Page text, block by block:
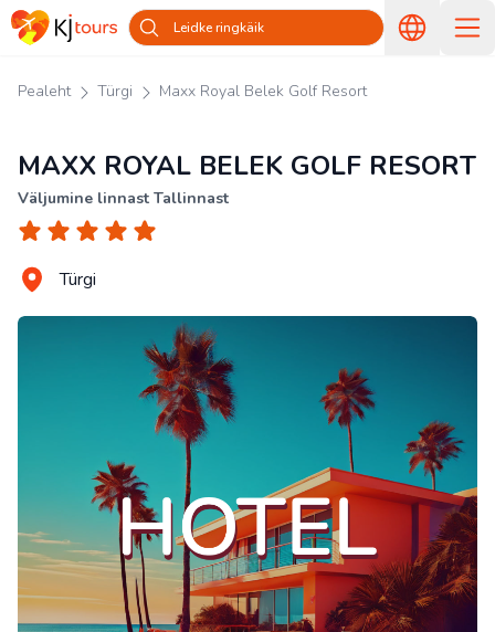
Leidke ringkäik
Pealeht Türgi Maxx Royal Belek Golf Resort
MAXX ROYAL BELEK GOLF RESORT
Väljumine linnast Tallinnast
Türgi